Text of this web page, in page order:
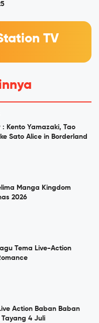
TV
: Kento Yamazaki, Tao
Sato Alice in Borderland
Manga Kingdom
2026
Tema Live-Action
Action Baban Baban
Tayang 4 Juli